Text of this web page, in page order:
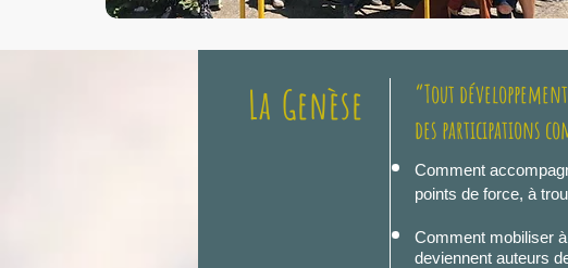
La Genèse
“Tout
des participations
Comment
points de force, à
Comment mobiliser
deviennent auteurs